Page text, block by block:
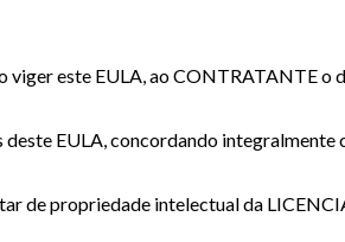
este EULA, ao CONTRATANTE o
EULA, concordando integralmente
de propriedade intelectual da